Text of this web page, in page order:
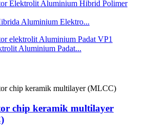
Aluminium Elektro...
Aluminium Padat...
chip keramik multilayer